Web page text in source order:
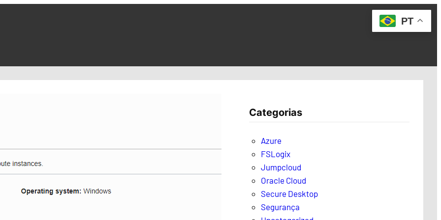
Categorias
Azure
FSLogix
Jumpcloud
Oracle Cloud
Secure Desktop
Segurança
PT